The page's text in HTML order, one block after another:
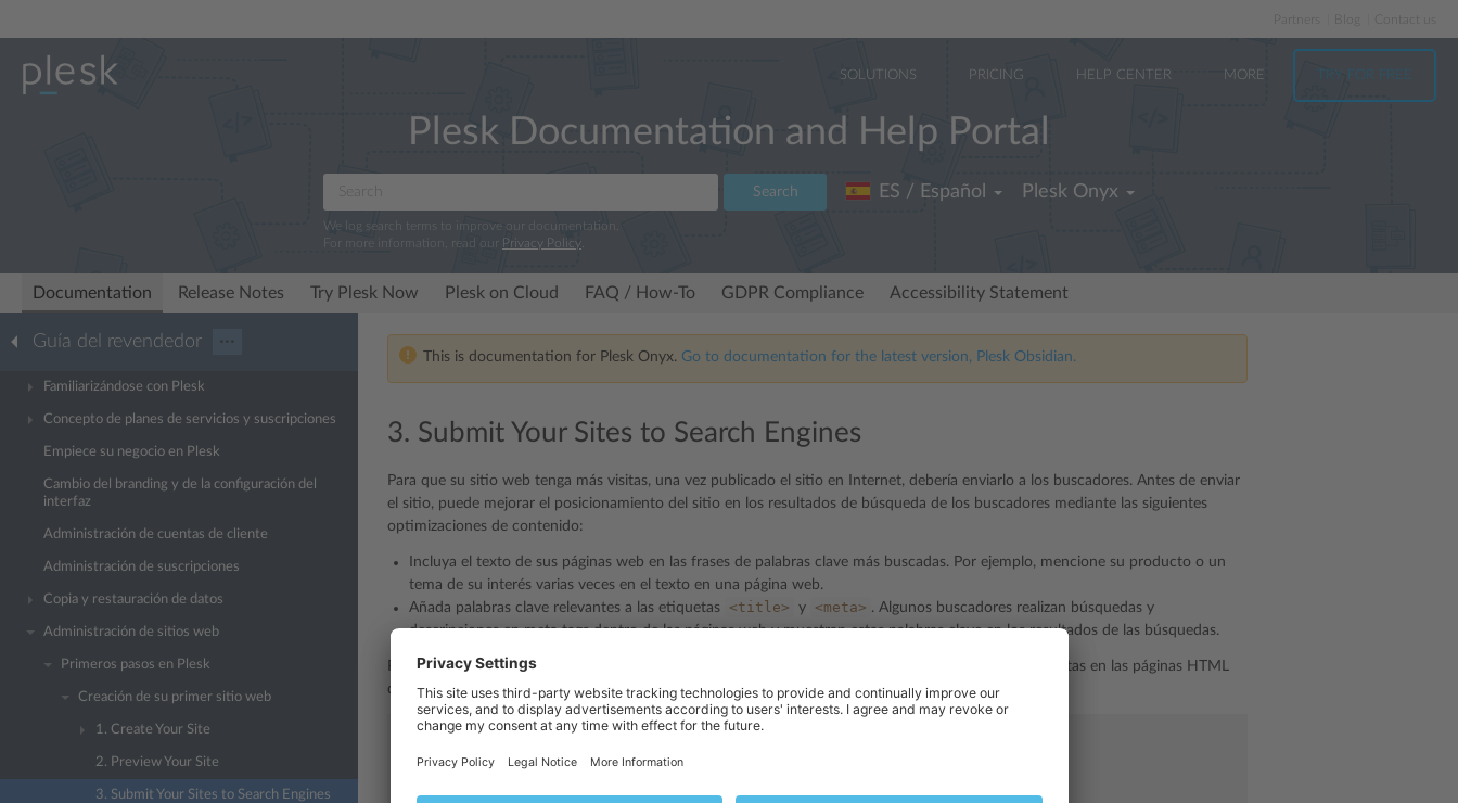
Partners
SOLUTIONS PRICING HELP CENTER MORE TRY FOR FREE
Plesk Documentation and Help Portal
Search
We log search terms to improve our documentation.
For more information, read our Privacy Policy
ES / Español Plesk Onyx
Documentation Release Notes Try Plesk Now Plesk on Cloud FAQ / How-To GDPR Compliance Accessibility Statement
Guía del revendedor ···
Familiarizándose con Plesk
Concepto de planes de servicios y suscripciones
Empiece su negocio en Plesk
Cambio del branding y de la configuración del
interfaz
Administración de cuentas de cliente
Administración de suscripciones
Copia y restauración de datos
Administración de sitios web
Primeros pasos en Plesk
Creación de su primer sitio web
1. Create Your Site
2. Preview Your Site
3. Submit Your Sites to Search Engines
This is documentation for Plesk Onyx. Go to documentation for the latest version, Plesk Obsidian.
3. Submit Your Sites to Search Engines
Para que su sitio web tenga más visitas, una vez publicado el sitio en Internet, debería enviarlo a los buscadores. Antes de enviar
el sitio, puede mejorar el posicionamiento del sitio en los resultados de búsqueda de los buscadores mediante las siguientes
optimizaciones de contenido:
Incluya el texto de sus páginas web en las frases de palabras clave más buscadas. Por ejemplo, mencione su producto o un
tema de su interés varias veces en el texto en una página web.
Añada palabras clave relevantes a las etiquetas
<title> y <meta> . Algunos buscadores realizan búsquedas y
descripciones en meta tags dentro de las páginas web y muestran estas palabras clave en los resultados de las búsquedas.
Por ejemplo, si comercializa software de automatización de hosting, puede incluir las siguientes etiquetas en las páginas HTML
de su sitio web:
<HEAD>
<TITLE>
</TITLE>
<META name="keywords" content="order,hosting,software">